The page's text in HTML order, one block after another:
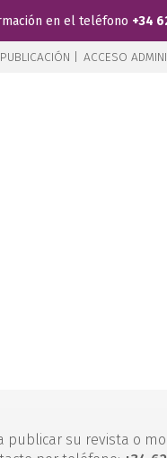
en el teléfono +34
| ACCESO
publicar su revista o